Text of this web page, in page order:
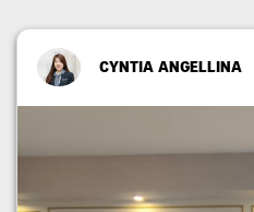
CYNTIA ANGELLINA